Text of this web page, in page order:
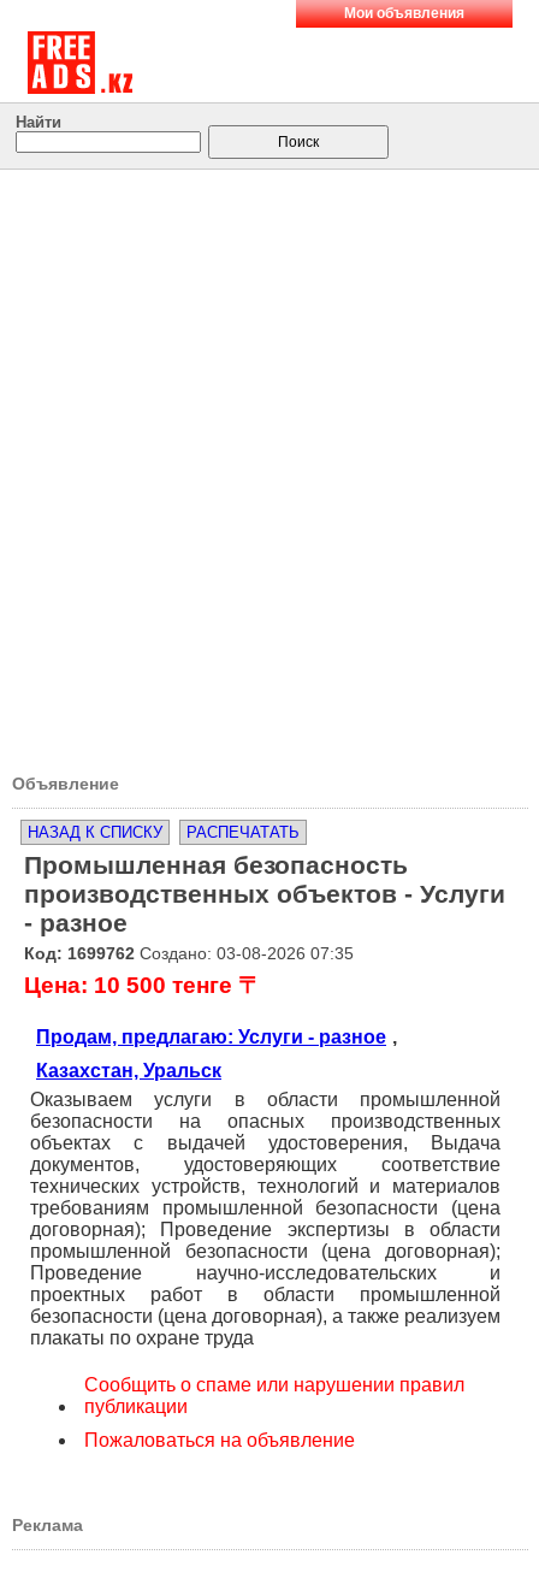
Мои объявления
Найти
Объявление
НАЗАД К СПИСКУ РАСПЕЧАТАТЬ
Промышленная безопасность
производственных объектов - Услуги
- разное
Код: 1699762 Создано: 03-08-2026 07:35
Цена: 10 500 тенге 〒
Продам, предлагаю: Услуги - разное ,
Казахстан, Уральск
Оказываем услуги в области промышленной
безопасности на опасных производственных
объектах с выдачей удостоверения, Выдача
документов, удостоверяющих соответствие
технических устройств, технологий и материалов
требованиям промышленной безопасности (цена
договорная); Проведение экспертизы в области
промышленной безопасности (цена договорная);
Проведение научно-исследовательских и
проектных работ в области промышленной
безопасности (цена договорная), а также реализуем
плакаты по охране труда
Сообщить о спаме или нарушении правил
публикации
Пожаловаться на объявление
Реклама